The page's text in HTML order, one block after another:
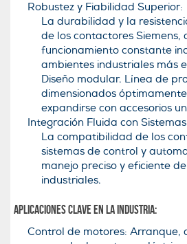
Robustez y Fiabilidad Superior:
La durabilidad y la
de los contactores Siemens,
funcionamiento constante
ambientes industriales más
Diseño modular. Línea de
dimensionados
expandirse con accesorios
Integración Fluida con
La compatibilidad de los
sistemas de control y
manejo preciso y eficiente
industriales.
Aplicaciones Clave en la Industria:
Control de motores: Arranque,